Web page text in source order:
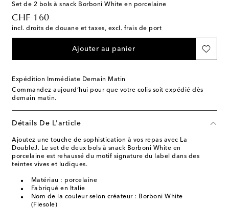
Set de 2 bols à snack Borboni White en porcelaine
CHF 160
original price
incl. droits de douane et taxes, excl. frais de port
Ajouter au panier
Expédition Immédiate Demain Matin
Commandez aujourd’hui pour que votre colis soit expédié dès
demain matin.
Détails De L'article
Ajoutez une touche de sophistication à vos repas avec La
DoubleJ. Le set de deux bols à snack Borboni White en
porcelaine est rehaussé du motif signature du label dans des
teintes vives et ludiques.
Matériau : porcelaine
Fabriqué en Italie
Nom de la couleur selon créateur : Borboni White
(Fiesole)